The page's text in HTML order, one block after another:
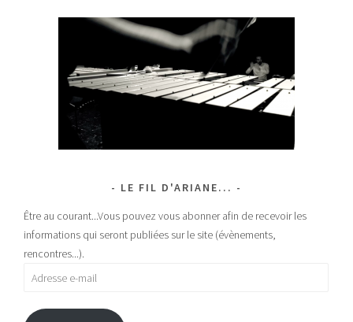
LE FIL D'ARIANE...
Être au courant...Vous pouvez vous abonner afin de recevoir les
informations qui seront publiées sur le site (évènements,
rencontres...).
Adresse
mail